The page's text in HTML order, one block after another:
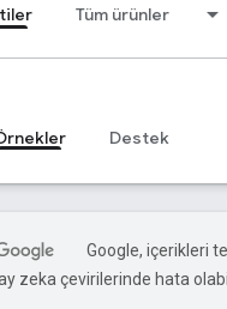
Tüm ürünler
Destek
Google, içerikleri
zeka çevirilerinde hata